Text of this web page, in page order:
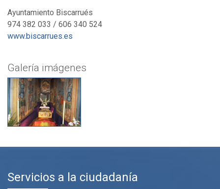
Ayuntamiento Biscarrués
974 382 033 / 606 340 524
www.biscarrues.es
Galería imágenes
Servicios a la ciudadanía